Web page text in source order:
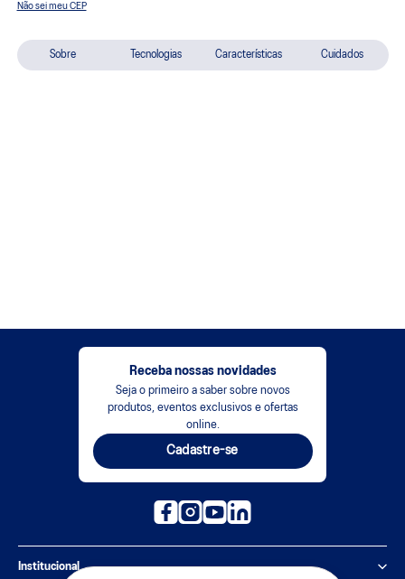
Sobre Tecnologias Características Cuidados
Não sei meu CEP
Receba nossas novidades
Seja o primeiro a saber sobre novos
produtos, eventos exclusivos e ofertas
online.
Cadastre-se
Institucional